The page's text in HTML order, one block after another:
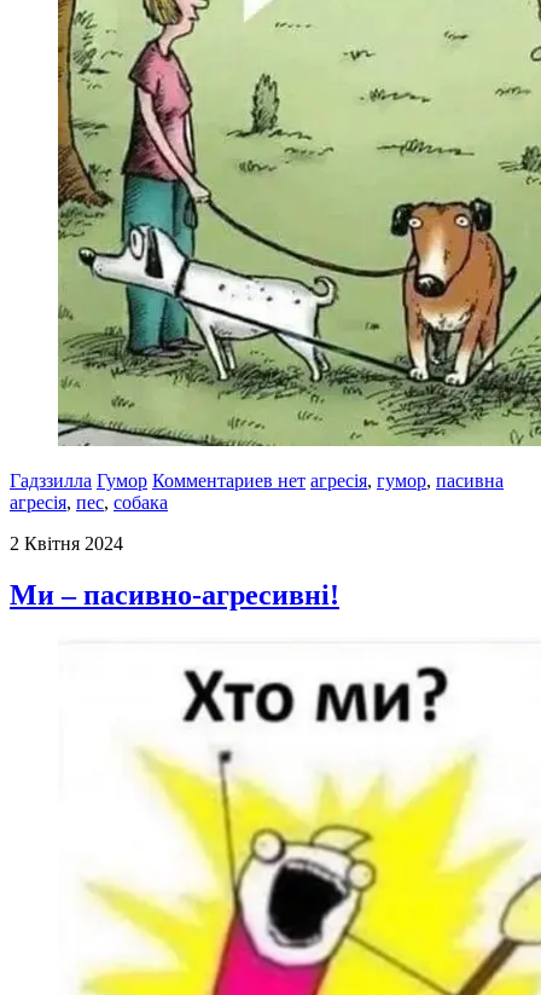
Гадззилла Гумор Комментариев нет агресія, гумор, пасивна
агресія, пес, собака
2 Квітня 2024
Ми – пасивно-агресивні!